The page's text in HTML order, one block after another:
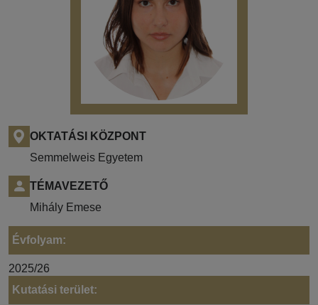
OKTATÁSI KÖZPONT
Semmelweis Egyetem
TÉMAVEZETŐ
Mihály Emese
Évfolyam:
2025/26
Kutatási terület: